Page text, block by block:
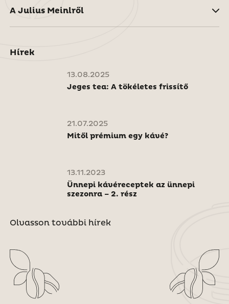
A Julius Meinlről
Hírek
13.08.2025
Jeges tea: A tökéletes frissítő
21.07.2025
Mitől prémium egy kávé?
13.11.2023
Ünnepi kávéreceptek az ünnepi
szezonra – 2. rész
Olvasson további hírek